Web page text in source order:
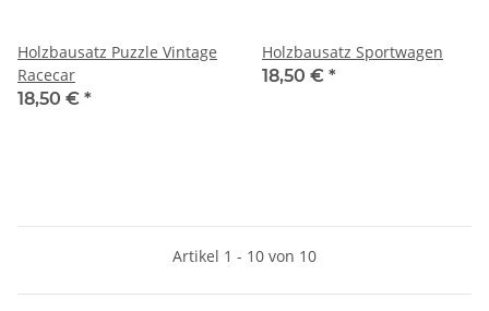
Holzbausatz Puzzle Vintage
Racecar
18,50 € *
Holzbausatz Sportwagen
18,50 € *
Artikel 1 - 10 von 10